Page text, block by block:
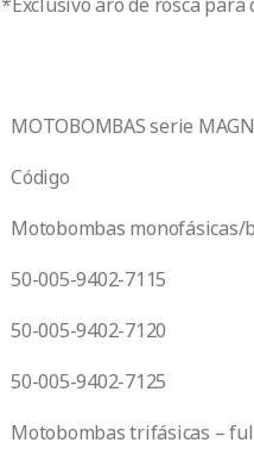
MOTOBOMBAS serie
Código
Motobombas
50-005-9402-7115
50-005-9402-7120
50-005-9402-7125
Motobombas trifásicas –